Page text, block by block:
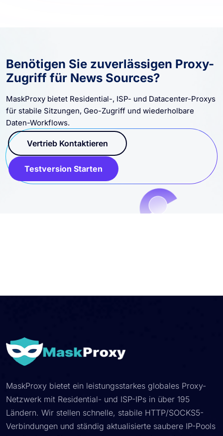
Benötigen Sie zuverlässigen Proxy-
Zugriff für News Sources?
MaskProxy bietet Residential-, ISP- und Datacenter-Proxys
für stabile Sitzungen, Geo-Zugriff und wiederholbare
Daten-Workflows.
Vertrieb Kontaktieren
Testversion Starten
MaskProxy bietet ein leistungsstarkes globales Proxy-
Netzwerk mit Residential- und ISP-IPs in über 195
Ländern. Wir stellen schnelle, stabile HTTP/SOCKS5-
Verbindungen und ständig aktualisierte saubere IP-Pools